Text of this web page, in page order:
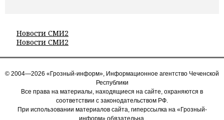
Новости СМИ2
Новости СМИ2
© 2004—2026 «Грозный-информ», Информационное агентство Чеченской
Республики
Все права на материалы, находящиеся на сайте, охраняются в
соответствии с законодательством РФ.
При использовании материалов сайта, гиперссылка на «Грозный-
информ» обязательна.